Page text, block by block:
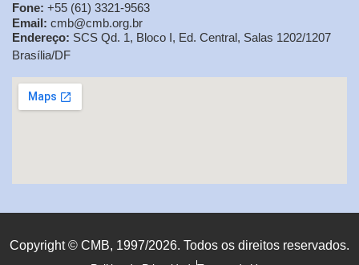
Fone: +55 (61) 3321-9563
Email: cmb@cmb.org.br
Endereço: SCS Qd. 1, Bloco I, Ed. Central, Salas 1202/1207
Brasília/DF
Copyright © CMB, 1997/2026. Todos os direitos reservados.